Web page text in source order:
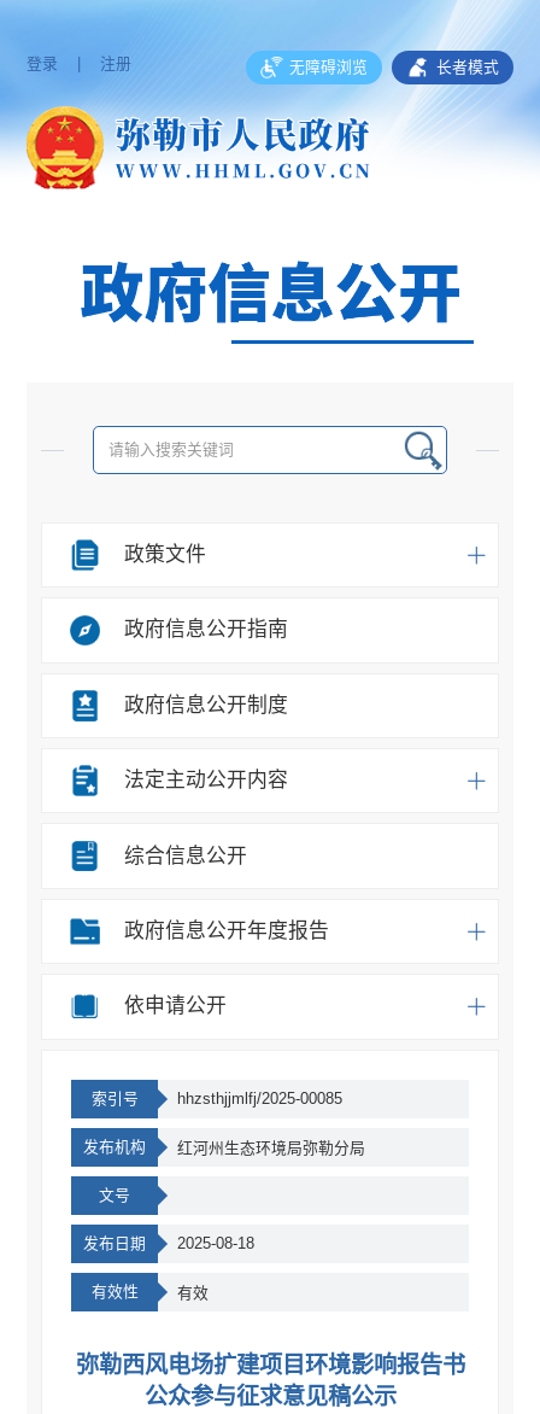
登录 | 注册 无障碍浏览 长者模式
政策文件
政府信息公开指南
政府信息公开制度
法定主动公开内容
综合信息公开
政府信息公开年度报告
依申请公开
索引号 hhzsthjjmlfj/2025-00085
发布机构 红河州生态环境局弥勒分局
文号
发布日期 2025-08-18
有效性 有效
弥勒西风电场扩建项目环境影响报告书
公众参与征求意见稿公示